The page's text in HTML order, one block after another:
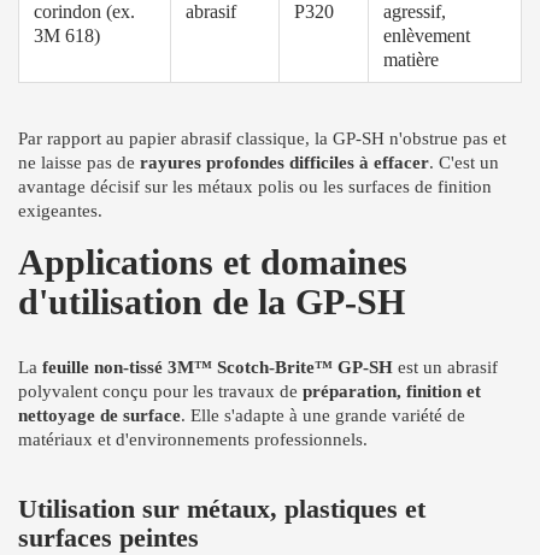
corindon (ex.
3M 618)
abrasif
P320
agressif,
enlèvement
matière
Par rapport au papier abrasif classique, la GP-SH n'obstrue pas et
ne laisse pas de rayures profondes difficiles à effacer. C'est un
avantage décisif sur les métaux polis ou les surfaces de finition
exigeantes.
Applications et domaines
d'utilisation de la GP-SH
La feuille non-tissé 3M™ Scotch-Brite™ GP-SH est un abrasif
polyvalent conçu pour les travaux de préparation, finition et
nettoyage de surface. Elle s'adapte à une grande variété de
matériaux et d'environnements professionnels.
Utilisation sur métaux, plastiques et
surfaces peintes